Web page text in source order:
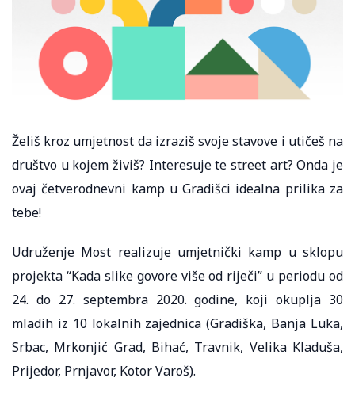
Želiš kroz umjetnost da izraziš svoje stavove i utičeš na
društvo u kojem živiš? Interesuje te street art? Onda je
ovaj četverodnevni kamp u Gradišci idealna prilika za
tebe!
Udruženje Most realizuje umjetnički kamp u sklopu
projekta “Kada slike govore više od riječi” u periodu od
24. do 27. septembra 2020. godine, koji okuplja 30
mladih iz 10 lokalnih zajednica (Gradiška, Banja Luka,
Srbac, Mrkonjić Grad, Bihać, Travnik, Velika Kladuša,
Prijedor, Prnjavor, Kotor Varoš).